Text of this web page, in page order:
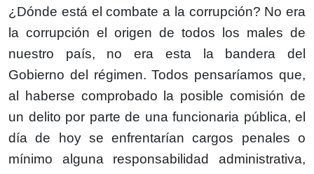
¿Dónde está el combate a la corrupción? No era
la corrupción el origen de todos los males de
nuestro país, no era esta la bandera del
Gobierno del régimen. Todos pensaríamos que,
al haberse comprobado la posible comisión de
un delito por parte de una funcionaria pública, el
día de hoy se enfrentarían cargos penales o
mínimo alguna responsabilidad administrativa,